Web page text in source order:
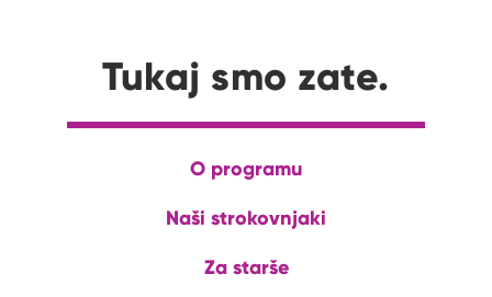
Tukaj smo zate.
O programu
Naši strokovnjaki
Za starše